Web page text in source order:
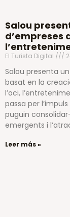
Salou
d’empreses
El Turista Digital
Salou presenta
basat en la
l’oci,
passa per
puguin
emergents i
Leer más »